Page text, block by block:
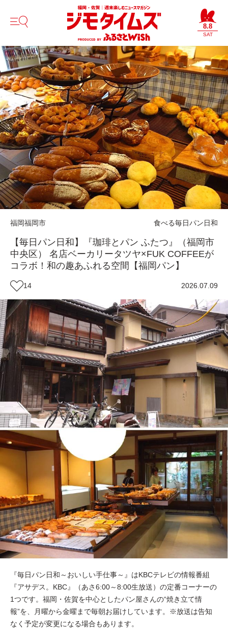
8.8
SAT
福岡福岡市 食べる毎日パン日和
【毎日パン日和】『珈琲とパン ふたつ』（福岡市
中央区） 名店ベーカリータツヤ×FUK COFFEEが
コラボ！和の趣あふれる空間【福岡パン】
14 2026.07.09
『毎日パン日和～おいしい手仕事～』はKBCテレビの情報番組
『アサデス。KBC』（あさ6:00～8:00生放送）の定番コーナーの
1つです。福岡・佐賀を中心としたパン屋さんの“焼き立て情
報”を、月曜から金曜まで毎朝お届けしています。※放送は告知
なく予定が変更になる場合もあります。